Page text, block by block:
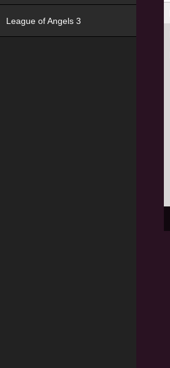
League of Angels 3